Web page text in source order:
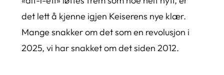
det lett å kjenne igjen Keiserens nye klær.
Mange snakker om det som en revolusjon i
2025, vi har snakket om det siden 2012.